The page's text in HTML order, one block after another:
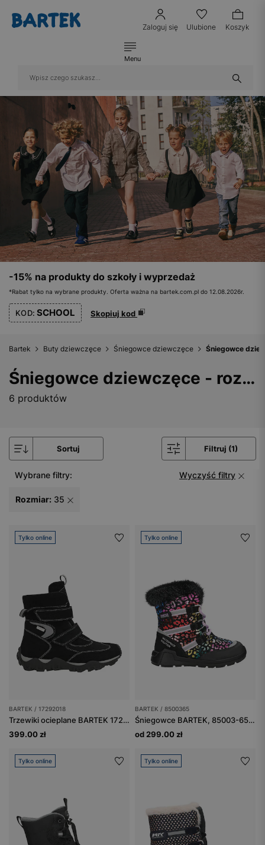
Zaloguj się Ulubione Koszyk
Menu
-15% na produkty do szkoły i wyprzedaż
*Rabat tylko na wybrane produkty. Oferta ważna na bartek.com.pl do 12.08.2026r.
KOD: SCHOOL Skopiuj kod
Bartek Buty dziewczęce Śniegowce dziewczęce Śniegowce
Śniegowce dziewczęce - rozmiar 35
6 produktów
Sortuj Filtruj (1)
Wybrane filtry: Wyczyść filtry
Rozmiar: 35
Tylko online
BARTEK / 17292018
Trzewiki ocieplane BARTEK 17292018, czarno-szary
399.00 zł
Tylko online
BARTEK / 8500365
Śniegowce BARTEK, 85003-65, dla dziewcząt, multicolor
od 299.00 zł
Tylko online Tylko online